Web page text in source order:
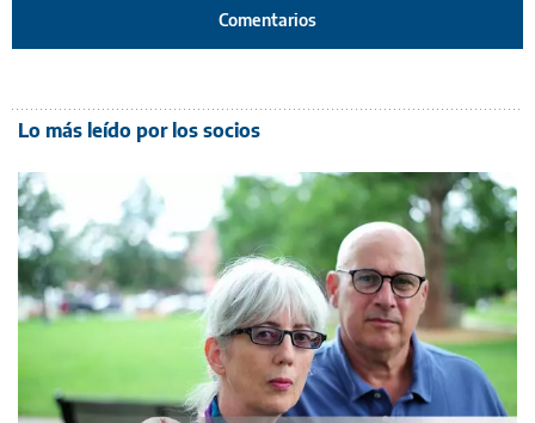
Comentarios
Lo más leído por los socios